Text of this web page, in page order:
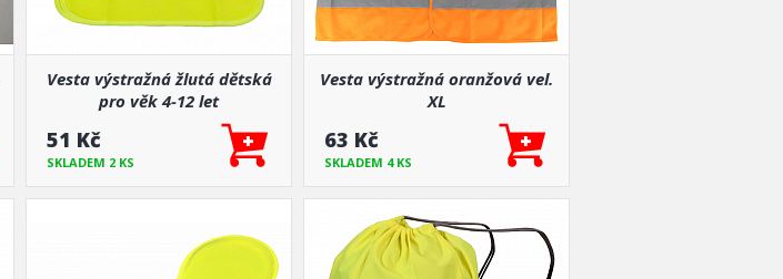
Vesta výstražná žlutá dětská
pro věk 4-12 let
51 Kč
SKLADEM 2 KS
Vesta výstražná oranžová vel.
XL
63 Kč
SKLADEM 4 KS